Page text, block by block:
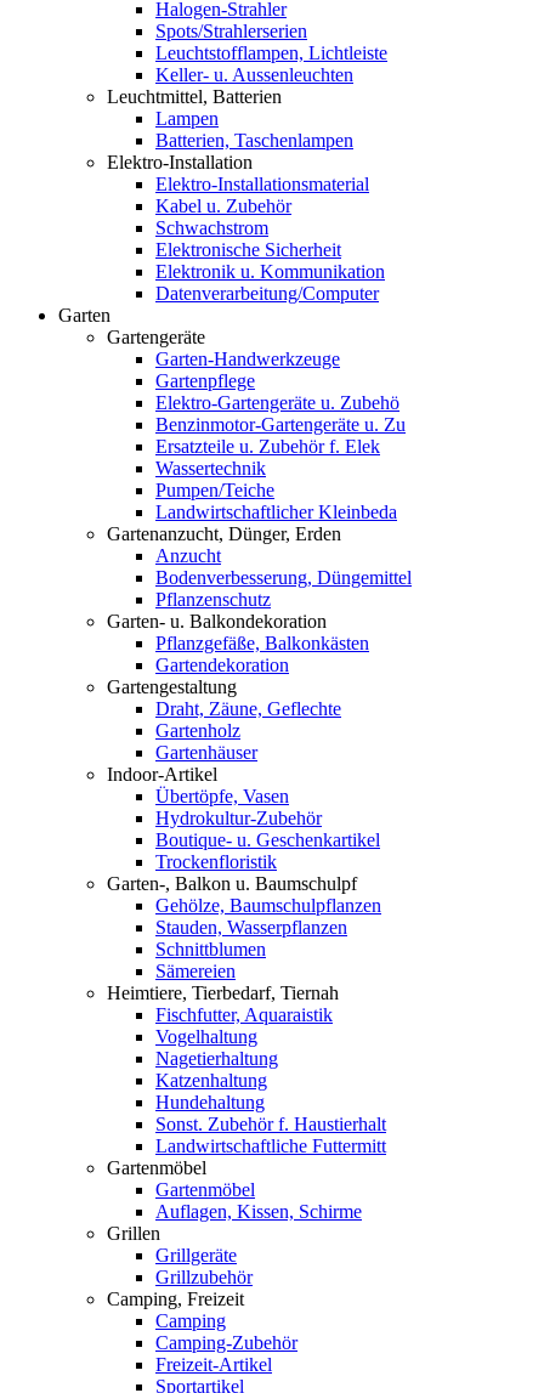
Halogen-Strahler
Spots/Strahlerserien
Leuchtstofflampen, Lichtleiste
Keller- u. Aussenleuchten
Leuchtmittel, Batterien
Lampen
Batterien, Taschenlampen
Elektro-Installation
Elektro-Installationsmaterial
Kabel u. Zubehör
Schwachstrom
Elektronische Sicherheit
Elektronik u. Kommunikation
Datenverarbeitung/Computer
Garten
Gartengeräte
Garten-Handwerkzeuge
Gartenpflege
Elektro-Gartengeräte u. Zubehö
Benzinmotor-Gartengeräte u. Zu
Ersatzteile u. Zubehör f. Elek
Wassertechnik
Pumpen/Teiche
Landwirtschaftlicher Kleinbeda
Gartenanzucht, Dünger, Erden
Anzucht
Bodenverbesserung, Düngemittel
Pflanzenschutz
Garten- u. Balkondekoration
Pflanzgefäße, Balkonkästen
Gartendekoration
Gartengestaltung
Draht, Zäune, Geflechte
Gartenholz
Gartenhäuser
Indoor-Artikel
Übertöpfe, Vasen
Hydrokultur-Zubehör
Boutique- u. Geschenkartikel
Trockenfloristik
Garten-, Balkon u. Baumschulpf
Gehölze, Baumschulpflanzen
Stauden, Wasserpflanzen
Schnittblumen
Sämereien
Heimtiere, Tierbedarf, Tiernah
Fischfutter, Aquaraistik
Vogelhaltung
Nagetierhaltung
Katzenhaltung
Hundehaltung
Sonst. Zubehör f. Haustierhalt
Landwirtschaftliche Futtermitt
Gartenmöbel
Gartenmöbel
Auflagen, Kissen, Schirme
Grillen
Grillgeräte
Grillzubehör
Camping, Freizeit
Camping
Camping-Zubehör
Freizeit-Artikel
Sportartikel